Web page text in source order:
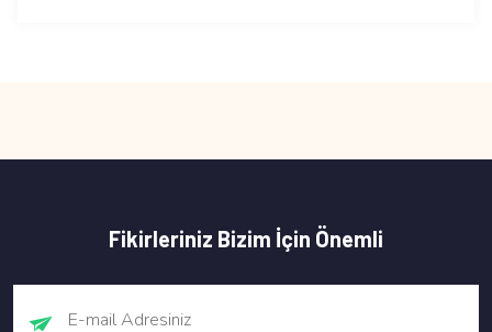
Fikirleriniz Bizim İçin Önemli